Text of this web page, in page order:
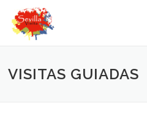
contenido
VISITAS GUIADAS